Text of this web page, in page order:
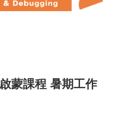
蒙課程 暑期工作